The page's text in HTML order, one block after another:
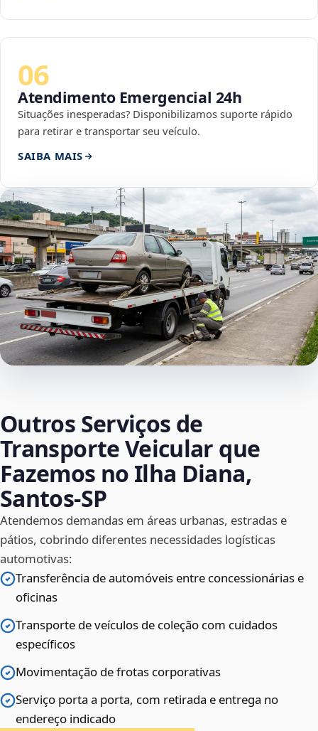
06
Atendimento Emergencial 24h
Situações inesperadas? Disponibilizamos suporte rápido
para retirar e transportar seu veículo.
SAIBA MAIS
Outros Serviços de
Transporte Veicular que
Fazemos no Ilha Diana,
Santos‑SP
Atendemos demandas em áreas urbanas, estradas e
pátios, cobrindo diferentes necessidades logísticas
automotivas:
Transferência de automóveis entre concessionárias e
oficinas
Transporte de veículos de coleção com cuidados
específicos
Movimentação de frotas corporativas
Serviço porta a porta, com retirada e entrega no
endereço indicado